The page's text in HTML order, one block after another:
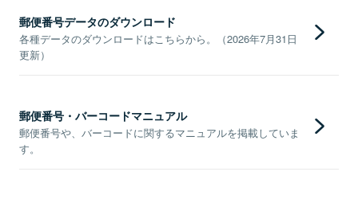
郵便番号データのダウンロード
各種データのダウンロードはこちらから。（2026年7月31日
更新）
郵便番号・バーコードマニュアル
郵便番号や、バーコードに関するマニュアルを掲載していま
す。